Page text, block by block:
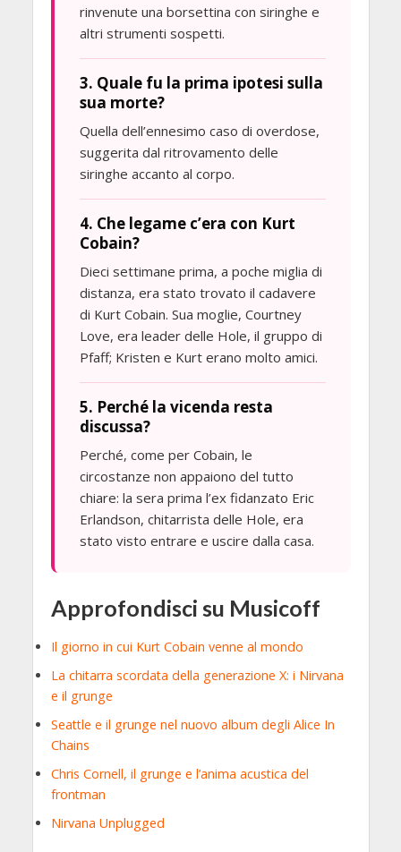
rinvenute una borsettina con siringhe e
altri strumenti sospetti.
3. Quale fu la prima ipotesi sulla
sua morte?
Quella dell’ennesimo caso di overdose,
suggerita dal ritrovamento delle
siringhe accanto al corpo.
4. Che legame c’era con Kurt
Cobain?
Dieci settimane prima, a poche miglia di
distanza, era stato trovato il cadavere
di Kurt Cobain. Sua moglie, Courtney
Love, era leader delle Hole, il gruppo di
Pfaff; Kristen e Kurt erano molto amici.
5. Perché la vicenda resta
discussa?
Perché, come per Cobain, le
circostanze non appaiono del tutto
chiare: la sera prima l’ex fidanzato Eric
Erlandson, chitarrista delle Hole, era
stato visto entrare e uscire dalla casa.
Approfondisci su Musicoff
Il giorno in cui Kurt Cobain venne al mondo
La chitarra scordata della generazione X: i Nirvana
e il grunge
Seattle e il grunge nel nuovo album degli Alice In
Chains
Chris Cornell, il grunge e l’anima acustica del
frontman
Nirvana Unplugged